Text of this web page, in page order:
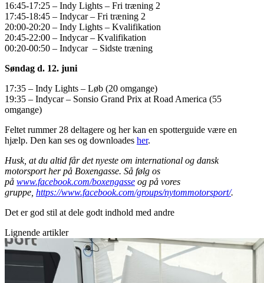
16:45-17:25 – Indy Lights – Fri træning 2
17:45-18:45 – Indycar – Fri træning 2
20:00-20:20 – Indy Lights – Kvalifikation
20:45-22:00 – Indycar – Kvalifikation
00:20-00:50 – Indycar – Sidste træning
Søndag d. 12. juni
17:35 – Indy Lights – Løb (20 omgange)
19:35 – Indycar – Sonsio Grand Prix at Road America (55
omgange)
Feltet rummer 28 deltagere og her kan en spotterguide være en
hjælp. Den kan ses og downloades her.
Husk, at du altid får det nyeste om international og dansk
motorsport her på Boxengasse. Så følg os
på www.facebook.com/boxengasse og på vores
gruppe, https://www.facebook.com/groups/nytommotorsport/.
Det er god stil at dele godt indhold med andre
Lignende artikler